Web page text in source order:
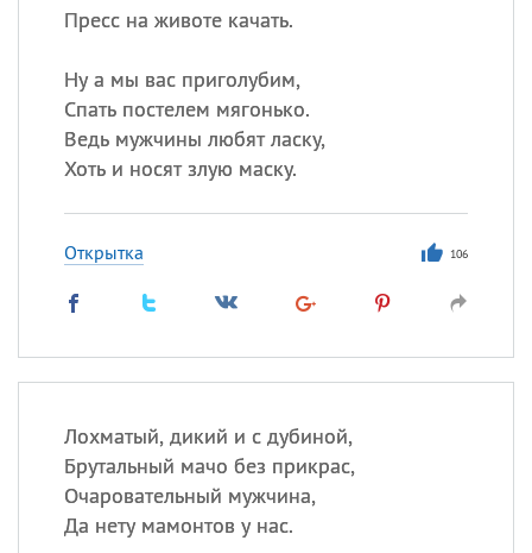
Пресс на животе качать.
Ну а мы вас приголубим,
Спать постелем мягонько.
Ведь мужчины любят ласку,
Хоть и носят злую маску.
Открытка 106
Лохматый, дикий и с дубиной,
Брутальный мачо без прикрас,
Очаровательный мужчина,
Да нету мамонтов у нас.